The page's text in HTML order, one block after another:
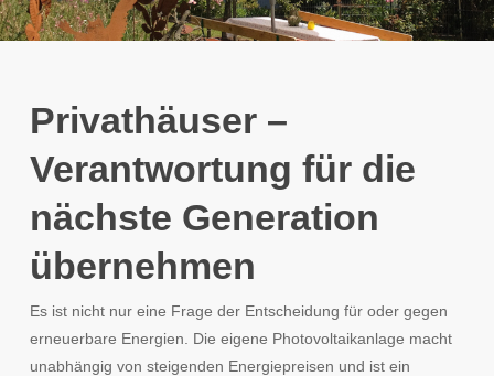
Privathäuser –
Verantwortung für die
nächste Generation
übernehmen
Es ist nicht nur eine Frage der Entscheidung für oder gegen
erneuerbare Energien. Die eigene Photovoltaikanlage macht
unabhängig von steigenden Energiepreisen und ist ein